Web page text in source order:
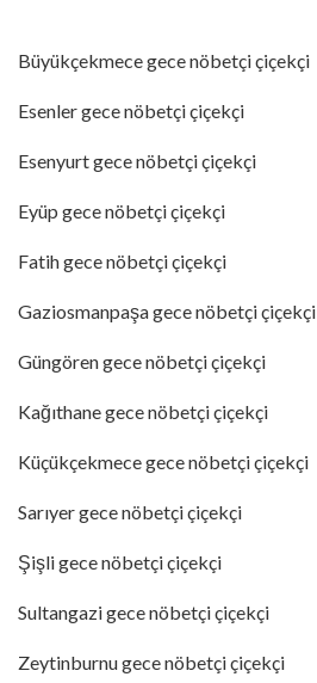
Büyükçekmece gece nöbetçi çiçekçi
Esenler gece nöbetçi çiçekçi
Esenyurt gece nöbetçi çiçekçi
Eyüp gece nöbetçi çiçekçi
Fatih gece nöbetçi çiçekçi
Gaziosmanpaşa gece nöbetçi çiçekçi
Güngören gece nöbetçi çiçekçi
Kağıthane gece nöbetçi çiçekçi
Küçükçekmece gece nöbetçi çiçekçi
Sarıyer gece nöbetçi çiçekçi
Şişli gece nöbetçi çiçekçi
Sultangazi gece nöbetçi çiçekçi
Zeytinburnu gece nöbetçi çiçekçi